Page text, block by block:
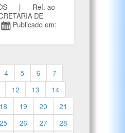
| Ref. ao
DE
Publicado em:
4 5 6
7
12 13
14
18 19 20
21
25 26 27
28